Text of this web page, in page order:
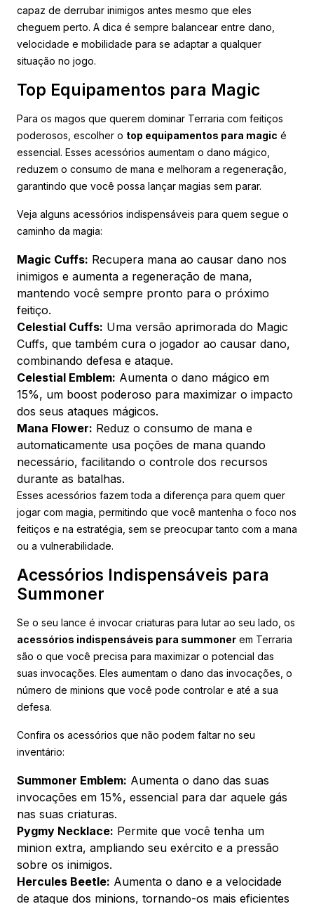
capaz de derrubar inimigos antes mesmo que eles
cheguem perto. A dica é sempre balancear entre dano,
velocidade e mobilidade para se adaptar a qualquer
situação no jogo.
Top Equipamentos para Magic
Para os magos que querem dominar Terraria com feitiços
poderosos, escolher o top equipamentos para magic é
essencial. Esses acessórios aumentam o dano mágico,
reduzem o consumo de mana e melhoram a regeneração,
garantindo que você possa lançar magias sem parar.
Veja alguns acessórios indispensáveis para quem segue o
caminho da magia:
Magic Cuffs: Recupera mana ao causar dano nos
inimigos e aumenta a regeneração de mana,
mantendo você sempre pronto para o próximo
feitiço.
Celestial Cuffs: Uma versão aprimorada do Magic
Cuffs, que também cura o jogador ao causar dano,
combinando defesa e ataque.
Celestial Emblem: Aumenta o dano mágico em
15%, um boost poderoso para maximizar o impacto
dos seus ataques mágicos.
Mana Flower: Reduz o consumo de mana e
automaticamente usa poções de mana quando
necessário, facilitando o controle dos recursos
durante as batalhas.
Esses acessórios fazem toda a diferença para quem quer
jogar com magia, permitindo que você mantenha o foco nos
feitiços e na estratégia, sem se preocupar tanto com a mana
ou a vulnerabilidade.
Acessórios Indispensáveis para
Summoner
Se o seu lance é invocar criaturas para lutar ao seu lado, os
acessórios indispensáveis para summoner em Terraria
são o que você precisa para maximizar o potencial das
suas invocações. Eles aumentam o dano das invocações, o
número de minions que você pode controlar e até a sua
defesa.
Confira os acessórios que não podem faltar no seu
inventário:
Summoner Emblem: Aumenta o dano das suas
invocações em 15%, essencial para dar aquele gás
nas suas criaturas.
Pygmy Necklace: Permite que você tenha um
minion extra, ampliando seu exército e a pressão
sobre os inimigos.
Hercules Beetle: Aumenta o dano e a velocidade
de ataque dos minions, tornando-os mais eficientes